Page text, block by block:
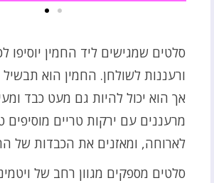
סלטים שמגישים ליד החמין יוסיפו
ורעננות לשולחן. החמין הוא
אך הוא יכול להיות גם מעט כבד
מרעננים עם ירקות טריים מוסיפים
לארוחה, ומאזנים את הכבדות של
סלטים מספקים מגוון רחב של